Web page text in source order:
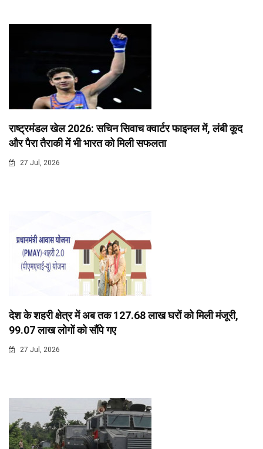
राष्ट्रमंडल खेल 2026: सचिन सिवाच क्वार्टर फाइनल में, लंबी कूद
और पैरा तैराकी में भी भारत को मिली सफलता
27 Jul, 2026
देश के शहरी क्षेत्र में अब तक 127.68 लाख घरों को मिली मंजूरी,
99.07 लाख लोगों को सौंपे गए
27 Jul, 2026